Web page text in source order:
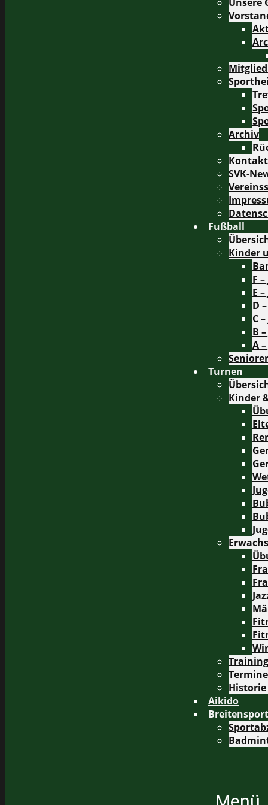
Archiv
Kontakt
SVK-
Fußball
Kinder
F
E
D
C
B
A
Turnen
Kinder
Aikido
Breitensport